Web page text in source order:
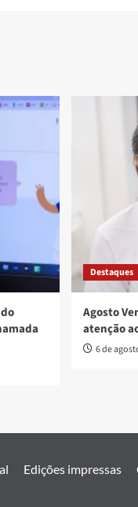
Destaques
Agosto
atenção
6 de
Edições impressas